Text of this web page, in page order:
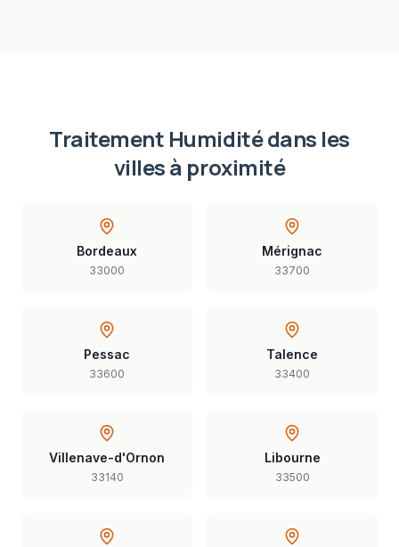
Traitement Humiditédans les
villes à proximité
Bordeaux
33000
Mérignac
33700
Pessac
33600
Talence
33400
Villenave-d'Ornon
33140
Libourne
33500